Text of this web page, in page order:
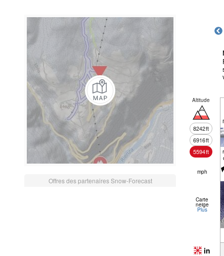
Offres des partenaires Snow-Forecast
Altitude
8242ft
6916ft
5594ft
mph
Carte
neige
Plus
in